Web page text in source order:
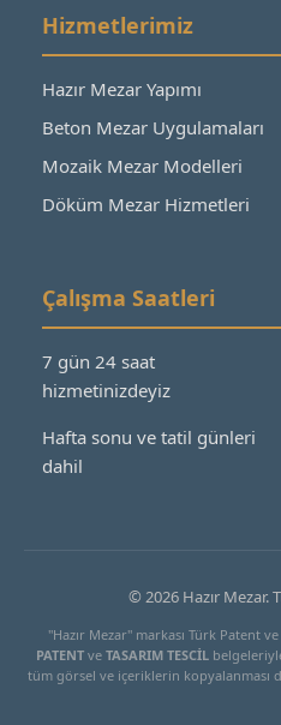
Hizmetlerimiz
Hazır Mezar Yapımı
Beton Mezar Uygulamaları
Mozaik Mezar Modelleri
Döküm Mezar Hizmetleri
Çalışma Saatleri
7 gün 24 saat
hizmetinizdeyiz
Hafta sonu ve tatil günleri
dahil
© 2026 Hazır Mezar.
"Hazır Mezar" markası Türk Patent
PATENTve TASARIM TESCİL
tüm görsel ve içeriklerin kopyalanması